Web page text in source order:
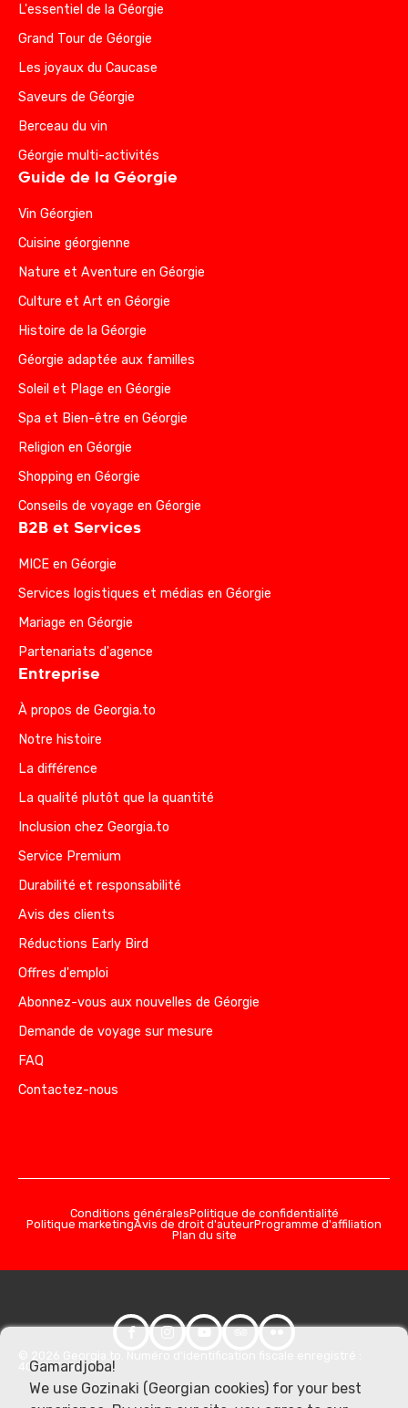
L'essentiel de la Géorgie
Grand Tour de Géorgie
Les joyaux du Caucase
Saveurs de Géorgie
Berceau du vin
Géorgie multi-activités
Guide de la Géorgie
Vin Géorgien
Cuisine géorgienne
Nature et Aventure en Géorgie
Culture et Art en Géorgie
Histoire de la Géorgie
Géorgie adaptée aux familles
Soleil et Plage en Géorgie
Spa et Bien-être en Géorgie
Religion en Géorgie
Shopping en Géorgie
Conseils de voyage en Géorgie
B2B et Services
MICE en Géorgie
Services logistiques et médias en Géorgie
Mariage en Géorgie
Partenariats d'agence
Entreprise
À propos de Georgia.to
Notre histoire
La différence
La qualité plutôt que la quantité
Inclusion chez Georgia.to
Service Premium
Durabilité et responsabilité
Avis des clients
Réductions Early Bird
Offres d'emploi
Abonnez-vous aux nouvelles de Géorgie
Demande de voyage sur mesure
FAQ
Contactez-nous
Conditions généralesPolitique de confidentialité
Politique marketingAvis de droit d'auteurProgramme d'affiliation
Plan du site
406357981
Gamardjoba!
We use Gozinaki (Georgian cookies) for your best